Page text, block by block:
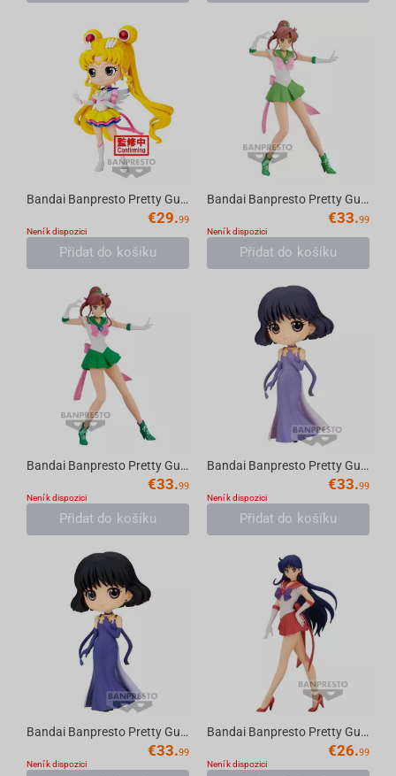
Bandai Banpresto Pretty Guardian Sailor Moon Cosmos the Movie - Q posket-Eternal Sail...
€29.99
Není k dispozici
Přidat do košíku
Bandai Banpresto Pretty Guardian Sailor Moon Eternal the Movie - Glitter & Glamours -...
€33.99
Není k dispozici
Přidat do košíku
Bandai Banpresto Pretty Guardian Sailor Moon Eternal the Movie - Glitter & Glamours -...
€33.99
Není k dispozici
Přidat do košíku
Bandai Banpresto Pretty Guardian Sailor Moon Eternal the Movie - Q posket-Princess Sa...
€33.99
Není k dispozici
Přidat do košíku
Bandai Banpresto Pretty Guardian Sailor Moon Eternal the Movie - Q posket-Princess Sa...
€33.99
Není k dispozici
Bandai Banpresto Pretty Guardian Sailor Moon Eternal the Movie - Glitter & Glamours -...
€26.99
Není k dispozici